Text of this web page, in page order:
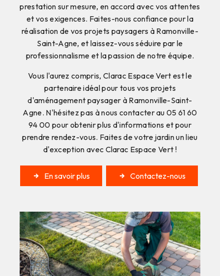
prestation sur mesure, en accord avec vos attentes
et vos exigences. Faites-nous confiance pour la
réalisation de vos projets paysagers à Ramonville-
Saint-Agne, et laissez-vous séduire par le
professionnalisme et la passion de notre équipe.
Vous l'aurez compris, Clarac Espace Vert est le
partenaire idéal pour tous vos projets
d'aménagement paysager à Ramonville-Saint-
Agne. N'hésitez pas à nous contacter au 05 61 60
94 00 pour obtenir plus d'informations et pour
prendre rendez-vous. Faites de votre jardin un lieu
d'exception avec Clarac Espace Vert !
En savoir plus Contactez-nous